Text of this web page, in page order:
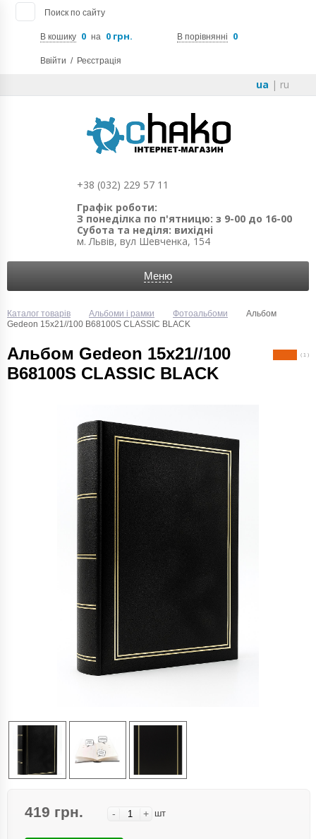
Поиск по сайту
В кошику 0 на 0 грн. В порівнянні 0
Ввійти / Реєстрація
ua | ru
+38 (032) 229 57 11
Графік роботи:
З понеділка по п'ятницю: з 9-00 до 16-00
Субота та неділя: вихідні
м. Львів, вул Шевченка, 154
Меню
Каталог товарів Альбоми і рамки Фотоальбоми
Альбом
Gedeon 15х21//100 B68100S CLASSIC BLACK
Альбом Gedeon 15х21//100
B68100S CLASSIC BLACK
( 1 )
419 грн. - + шт